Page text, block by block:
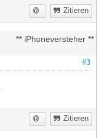
Zitieren
** iPhoneversteher **
#3
Zitieren